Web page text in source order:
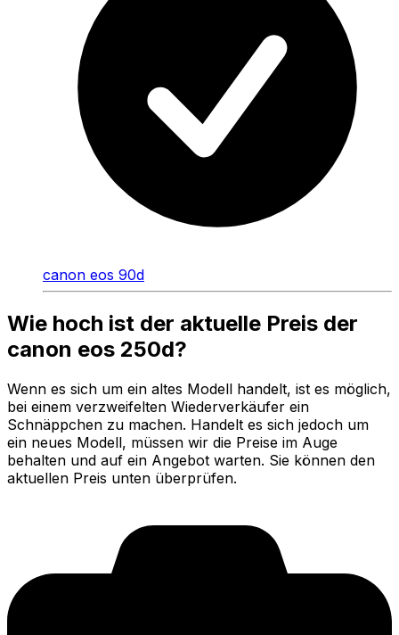
canon eos 90d
Wie hoch ist der aktuelle Preis der
canon eos 250d?
Wenn es sich um ein altes Modell handelt, ist es möglich,
bei einem verzweifelten Wiederverkäufer ein
Schnäppchen zu machen. Handelt es sich jedoch um
ein neues Modell, müssen wir die Preise im Auge
behalten und auf ein Angebot warten. Sie können den
aktuellen Preis unten überprüfen.